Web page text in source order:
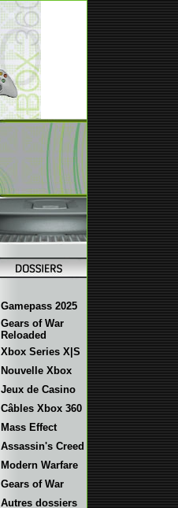
Gamepass 2025
Gears of War
Reloaded
Xbox Series X|S
Nouvelle Xbox
Jeux de Casino
Câbles Xbox 360
Mass Effect
Assassin's Creed
Modern Warfare
Gears of War
Autres dossiers